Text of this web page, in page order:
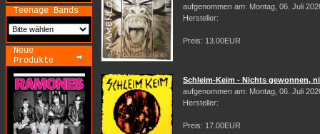
Teenage Bands
Neue
Produkte
aufgenommen am: Montag, 06. Juli
Hersteller:
Preis: 13.00EUR
Schleim-Keim - Nichts gewonnen,
aufgenommen am: Montag, 06. Juli
Hersteller:
Preis: 17.00EUR